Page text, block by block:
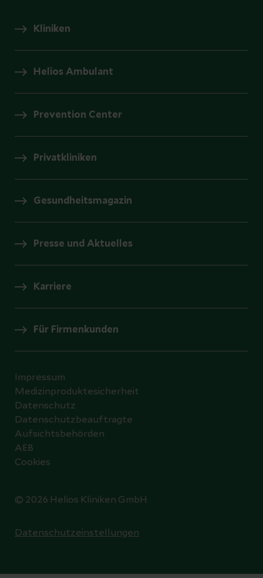
Kliniken
Helios Ambulant
Prevention Center
Privatkliniken
Gesundheitsmagazin
Presse und Aktuelles
Karriere
Für Firmenkunden
© 2026 Helios Kliniken GmbH
Impressum
Medizinproduktesicherheit
Datenschutz
Datenschutzbeauftragte
Aufsichtsbehörden
AEB
Cookies
Datenschutzeinstellungen